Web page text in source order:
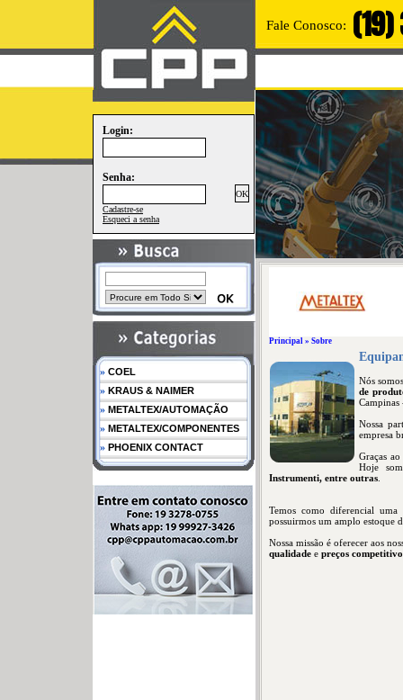
Fale Conosco:
Login:
Senha:
Cadastre-se
Esqueci a senha
» COEL
» KRAUS & NAIMER
» METALTEX/AUTOMAÇÃO
» METALTEX/COMPONENTES
» PHOENIX CONTACT
Principal» Sobre
Nós
de
Campinas
Nossa
empresa
Graças
Hoje
Instrumenti, entre outras.
Temos como diferencial uma
possuirmos um amplo estoque
Nossa missão é oferecer aos
qualidadee preços